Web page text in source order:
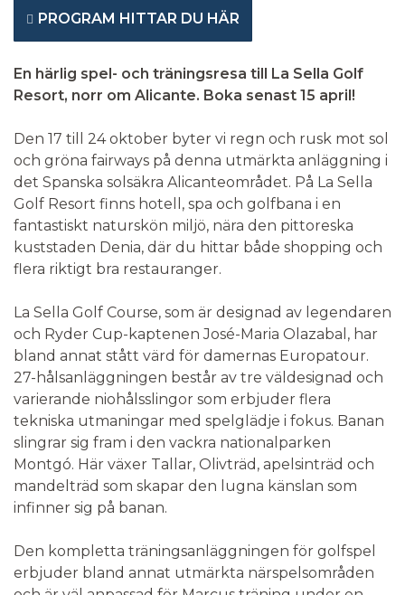
PROGRAM HITTAR DU HÄR
En härlig spel- och träningsresa till La Sella Golf
Resort, norr om Alicante. Boka senast 15 april!
Den 17 till 24 oktober byter vi regn och rusk mot sol
och gröna fairways på denna utmärkta anläggning i
det Spanska solsäkra Alicanteområdet. På La Sella
Golf Resort finns hotell, spa och golfbana i en
fantastiskt naturskön miljö, nära den pittoreska
kuststaden Denia, där du hittar både shopping och
flera riktigt bra restauranger.
La Sella Golf Course, som är designad av legendaren
och Ryder Cup-kaptenen José-Maria Olazabal, har
bland annat stått värd för damernas Europatour.
27-hålsanläggningen består av tre väldesignad och
varierande niohålsslingor som erbjuder flera
tekniska utmaningar med spelglädje i fokus. Banan
slingrar sig fram i den vackra nationalparken
Montgó. Här växer Tallar, Olivträd, apelsinträd och
mandelträd som skapar den lugna känslan som
infinner sig på banan.
Den kompletta träningsanläggningen för golfspel
erbjuder bland annat utmärkta närspelsområden